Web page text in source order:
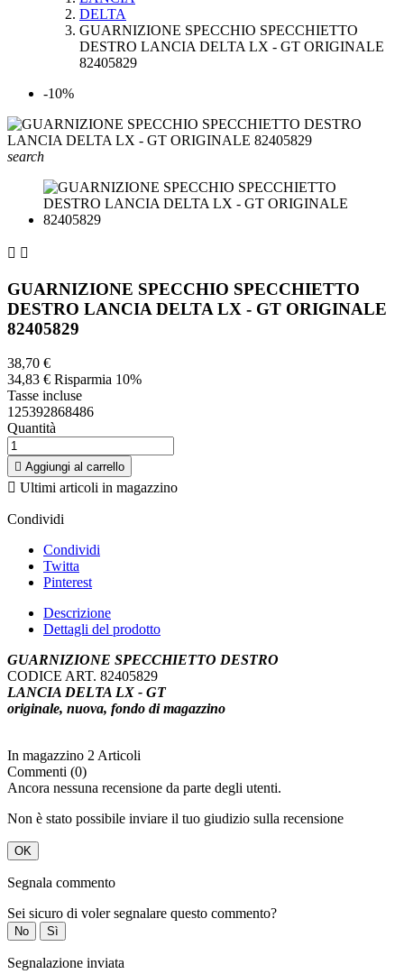
DELTA
GUARNIZIONE SPECCHIO SPECCHIETTO
DESTRO LANCIA DELTA LX - GT ORIGINALE
82405829
-10%
search
 
GUARNIZIONE SPECCHIO SPECCHIETTO
DESTRO LANCIA DELTA LX - GT ORIGINALE
82405829
38,70 €
34,83 € Risparmia 10%
Tasse incluse
125392868486
Quantità
 Aggiungi al carrello
 Ultimi articoli in magazzino
Condividi
Condividi
Twitta
Pinterest
Descrizione
Dettagli del prodotto
GUARNIZIONE SPECCHIETTO DESTRO
CODICE ART. 82405829
LANCIA DELTA LX - GT
originale, nuova, fondo di magazzino
In magazzino 2 Articoli
Commenti (0)
Ancora nessuna recensione da parte degli utenti.
Non è stato possibile inviare il tuo giudizio sulla recensione
OK
Segnala commento
Sei sicuro di voler segnalare questo commento?
No Sì
Segnalazione inviata